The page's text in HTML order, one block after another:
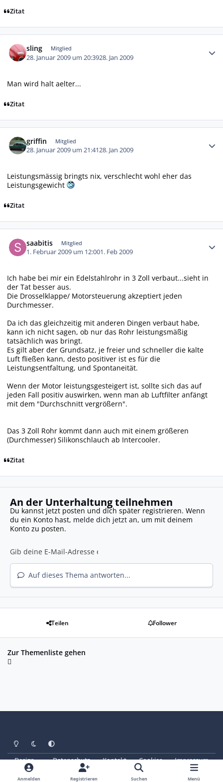
Zitat
sling Mitglied
28. Januar 2009 um 20:3928. Jan 2009
Man wird halt aelter...
Zitat
griffin Mitglied
28. Januar 2009 um 21:4128. Jan 2009
Leistungsmässig bringts nix, verschlecht wohl eher das
Leistungsgewicht
Zitat
saabitis Mitglied
1. Februar 2009 um 12:001. Feb 2009
Ich habe bei mir ein Edelstahlrohr in 3 Zoll verbaut...sieht in
der Tat besser aus.
Die Drosselklappe/ Motorsteuerung akzeptiert jeden
Durchmesser.
Da ich das gleichzeitig mit anderen Dingen verbaut habe,
kann ich nicht sagen, ob nur das Rohr leistungsmäßig
tatsächlich was bringt.
Es gilt aber der Grundsatz, je freier und schneller die kalte
Luft fließen kann, desto positiver ist es für die
Leistungsentfaltung, und Spontaneität.
Wenn der Motor leistungsgesteigert ist, sollte sich das auf
jeden Fall positiv auswirken, wenn man ab Luftfilter anfängt
mit dem "Durchschnitt vergrößern".
Das 3 Zoll Rohr kommt dann auch mit einem größeren
(Durchmesser) Silikonschlauch ab Intercooler.
Zitat
An der Unterhaltung teilnehmen
Du kannst jetzt posten und dich später registrieren. Wenn
du ein Konto hast, melde dich jetzt an, um mit deinem
Konto zu posten.
Auf dieses Thema antworten...
Teilen Follower
Zur Themenliste gehen
Heller ModusDunkler Modus
Systemeinstellung
Design Datenschutz Kontakt Cookies
Impressum
© Copyright 2025 - SAABoteure e. V.
Powered by Invision Community
Anmelden Registrieren Suchen Menü